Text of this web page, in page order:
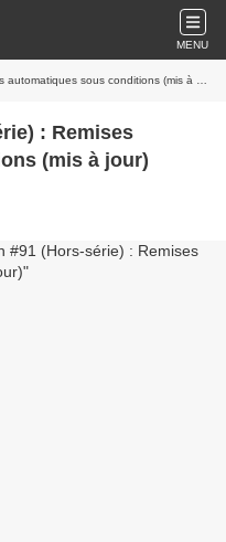
MENU
sous conditions (mis à jour)
: Remises
(mis à jour)